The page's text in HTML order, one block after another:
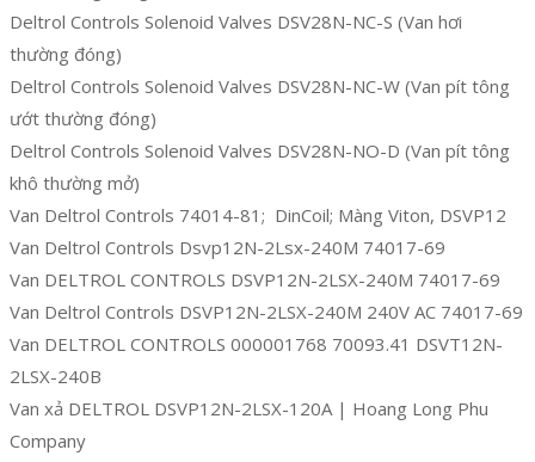
Deltrol Controls Solenoid Valves DSV28N-NC-S (Van hơi
thường đóng)
Deltrol Controls Solenoid Valves DSV28N-NC-W (Van pít tông
ướt thường đóng)
Deltrol Controls Solenoid Valves DSV28N-NO-D (Van pít tông
khô thường mở)
Van Deltrol Controls 74014-81; DinCoil; Màng Viton, DSVP12
Van Deltrol Controls Dsvp12N-2Lsx-240M 74017-69
Van DELTROL CONTROLS DSVP12N-2LSX-240M 74017-69
Van Deltrol Controls DSVP12N-2LSX-240M 240V AC 74017-69
Van DELTROL CONTROLS 000001768 70093.41 DSVT12N-
2LSX-240B
Van xả DELTROL DSVP12N-2LSX-120A | Hoang Long Phu
Company